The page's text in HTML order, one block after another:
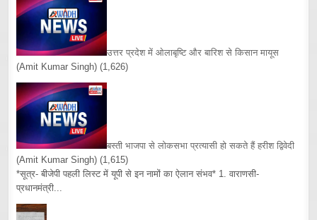
उत्तर प्रदेश में ओलाबृष्टि और बारिश से किसान मायूस
(Amit Kumar Singh) (1,626)
बस्ती भाजपा से लोकसभा प्रत्यासी हो सकते हैं हरीश द्विवेदी
(Amit Kumar Singh) (1,615)
*सूत्र- बीजेपी पहली लिस्ट में यूपी से इन नामों का ऐलान संभव* 1. वाराणसी-
प्रधानमंत्री...